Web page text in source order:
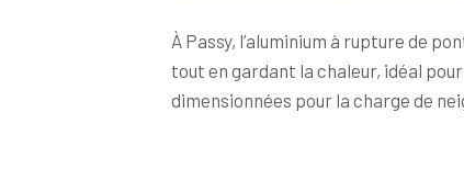
À Passy, l’aluminium à rupture de
tout en gardant la chaleur, idéal
dimensionnées pour la charge de